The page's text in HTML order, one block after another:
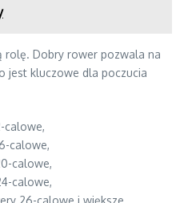
rolę. Dobry rower pozwala na
jest kluczowe dla poczucia
calowe,
calowe,
calowe,
calowe,
26-calowe i większe.